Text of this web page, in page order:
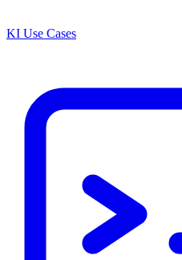
KI Use Cases